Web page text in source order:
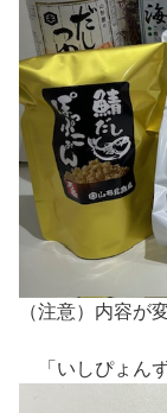
（注意）内容が
「いしぴょん